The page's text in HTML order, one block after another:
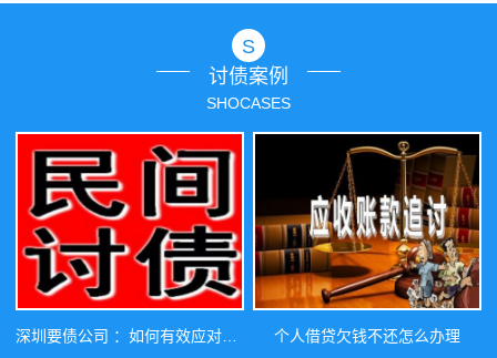
S
讨债案例
SHOCASES
个人借贷欠钱不还怎么办理